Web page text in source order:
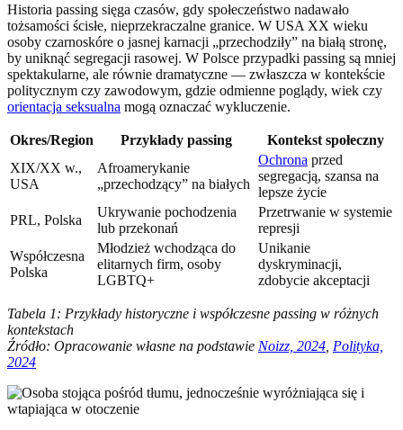
Historia passing sięga czasów, gdy społeczeństwo nadawało
tożsamości ścisłe, nieprzekraczalne granice. W USA XX wieku
osoby czarnoskóre o jasnej karnacji „przechodziły” na białą stronę,
by uniknąć segregacji rasowej. W Polsce przypadki passing są mniej
spektakularne, ale równie dramatyczne — zwłaszcza w kontekście
politycznym czy zawodowym, gdzie odmienne poglądy, wiek czy
orientacja seksualna mogą oznaczać wykluczenie.
Okres/Region Przykłady passing
Kontekst społeczny
XIX/XX w.,
USA
Afroamerykanie
„przechodzący” na białych
Ochrona przed
segregacją, szansa na
lepsze życie
PRL, Polska
Ukrywanie pochodzenia
lub przekonań
Przetrwanie w systemie
represji
Współczesna
Polska
Młodzież wchodząca do
elitarnych firm, osoby
LGBTQ+
Unikanie
dyskryminacji,
zdobycie akceptacji
Tabela 1: Przykłady historyczne i współczesne passing w różnych
kontekstach
Źródło: Opracowanie własne na podstawie Noizz, 2024 Polityka,
2024